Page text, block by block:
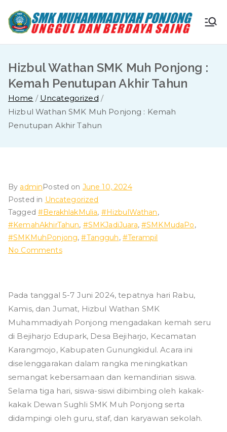
content
S
M
m
ah
P
nj
Ungg
ul
Berda
Hizbul Wathan SMK Muh Ponjong :
Kemah Penutupan Akhir Tahun
Home
Uncategorized
Hizbul Wathan SMK Muh Ponjong : Kemah
Penutupan Akhir Tahun
By adminPosted on June 10, 2024
Posted in Uncategorized
Tagged#BerakhlakMulia, #HizbulWathan,
#KemahAkhirTahun, #SMKJadiJuara, #SMKMudaPo,
#SMKMuhPonjong,#Tangguh, #Terampil
No Commentson
Muh
Ponjong
:
Kemah
Penutupan
Akhir
Tahun
Pada tanggal 5-7 Juni 2024, tepatnya hari Rabu,
Kamis, dan Jumat, Hizbul Wathan SMK
Muhammadiyah Ponjong mengadakan kemah seru
di Bejiharjo Edupark, Desa Bejiharjo, Kecamatan
Karangmojo, Kabupaten Gunungkidul. Acara ini
diselenggarakan dalam rangka meningkatkan
semangat kebersamaan dan kemandirian siswa.
Selama tiga hari, siswa-siswi dibimbing oleh kakak-
kakak Dewan Sughli SMK Muh Ponjong serta
didampingi oleh guru, staf, dan karyawan sekolah.